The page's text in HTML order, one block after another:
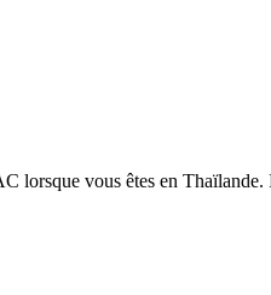
lorsque vous êtes en